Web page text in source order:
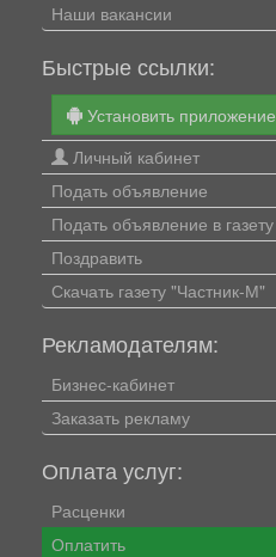
Наши вакансии
Быстрые ссылки:
Установить приложение
Личный кабинет
Подать объявление
Подать объявление в газету
Поздравить
Скачать газету "Частник-М"
Рекламодателям:
Бизнес-кабинет
Заказать рекламу
Оплата услуг:
Расценки
Оплатить